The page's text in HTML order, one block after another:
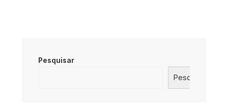
Pesquisar
Pesquisar